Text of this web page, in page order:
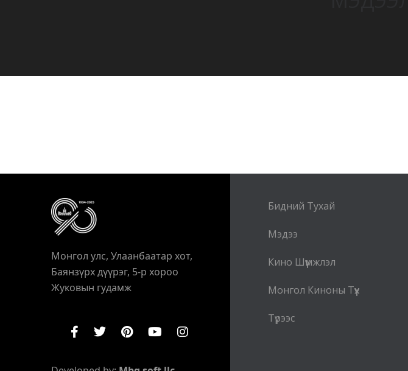
Монгол улс, Улаанбаатар хот,
Баянзүрх дүүрэг, 5-р хороо
Жуковын гудамж
Бидний Тухай
Мэдээ
Кино Шүүмжлэл
Монгол Киноны Түүх
Түрээс